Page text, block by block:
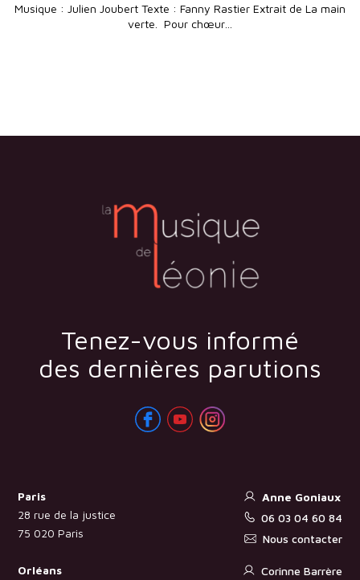
Musique : Julien Joubert Texte : Fanny Rastier Extrait de La main
verte. Pour chœur…
Tenez-vous informé
des dernières parutions
Paris
28 rue de la justice
75 020 Paris
Anne Goniaux
06 03 04 60 84
Nous contacter
Orléans
Corinne Barrère